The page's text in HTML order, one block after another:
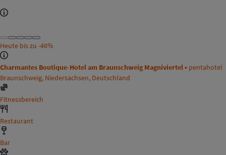
Heute bis zu -46%
Charmantes Boutique-Hotel am Braunschweig Magniviertel • pentahotel
Braunschweig, Niedersachsen, Deutschland
Fitnessbereich
Restaurant
Bar